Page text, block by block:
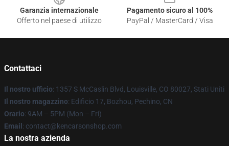
Garanzia internazionale
Offerto nel paese di utilizzo
Pagamento sicuro al 100%
PayPal / MasterCard / Visa
Contattaci
Il nostro ufficio: 1357 S McCaslin Blvd, Louisville, CO 80027, Stati Uniti
Il nostro magazzino: Edificio 17, Bozhou, Pechino, CN
Orario: 9AM – 5PM (Mon – Fri)
Email : contact@kencarsonshop.com
La nostra azienda